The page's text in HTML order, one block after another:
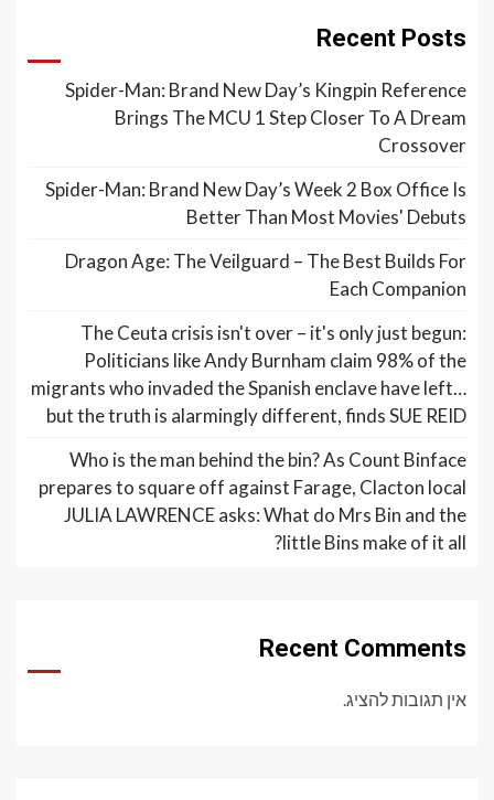
Recent Posts
Spider-Man: Brand New Day’s Kingpin Reference
Brings The MCU 1 Step Closer To A Dream
Crossover
Spider-Man: Brand New Day’s Week 2 Box Office Is
Better Than Most Movies' Debuts
Dragon Age: The Veilguard – The Best Builds For
Each Companion
The Ceuta crisis isn't over – it's only just begun:
Politicians like Andy Burnham claim 98% of the
migrants who invaded the Spanish enclave have left…
but the truth is alarmingly different, finds SUE REID
Who is the man behind the bin? As Count Binface
prepares to square off against Farage, Clacton local
JULIA LAWRENCE asks: What do Mrs Bin and the
little Bins make of it all?
Recent Comments
אין תגובות להציג.